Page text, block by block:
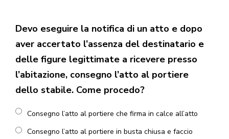
Devo eseguire la notifica di un atto e dopo
aver accertato l’assenza del destinatario e
delle figure legittimate a ricevere presso
l’abitazione, consegno l’atto al portiere
dello stabile. Come procedo?
Consegno l’atto al portiere che firma in calce all’atto
Consegno l’atto al portiere in busta chiusa e faccio